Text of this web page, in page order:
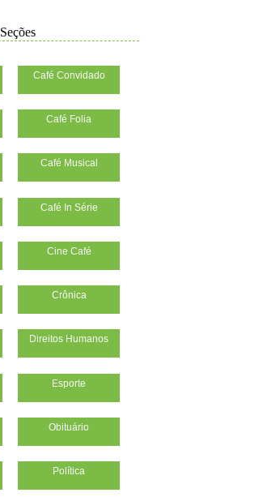
Seções
Café Convidado
Café Folia
Café Musical
Café In Série
Cine Café
Crônica
Direitos Humanos
Esporte
Obituário
Política